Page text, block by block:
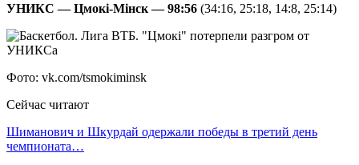
УНИКС — Цмокі-Мінск — 98:56 (34:16, 25:18, 14:8, 25:14)
Фото: vk.com/tsmokiminsk
Сейчас читают
Шиманович и Шкурдай одержали победы в третий день
чемпионата…